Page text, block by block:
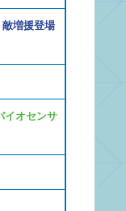
増援登場
イオセンサ